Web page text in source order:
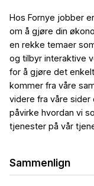
Hos Fornye jobber
om å gjøre din
en rekke temaer
og tilbyr interaktive
for å gjøre det
kommer fra våre
videre fra våre sider
påvirke hvordan vi
tjenester på vår
Sammenlign